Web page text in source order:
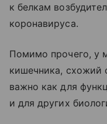
к белкам
коронавируса.
Помимо прочего, у
кишечника, схожий
важно как для
и для других